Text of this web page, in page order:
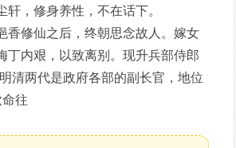
轩，修身养性，不在话下。
香修仙之后，终朝思念故人。嫁女
丁内艰，以致离别。现升兵部侍郎
两代是政府各部的副长官，地位
往